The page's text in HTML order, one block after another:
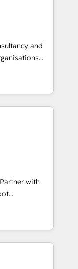
que todos
fin rinde. Y
construye
—lo
ganar quien
Sin
en LATAM.
and
Ireland, and
successful
enterprise
connected
revenue
and data
marketing,
framework
to help
with
platform
HubSpot